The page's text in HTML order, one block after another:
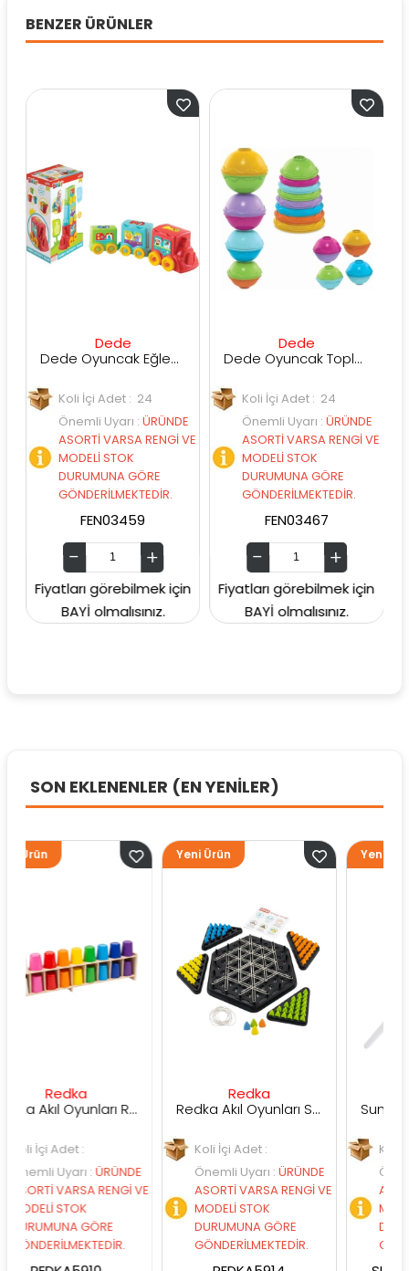
BENZER ÜRÜNLER
Dede
Dede Oyuncak Eğlenceli Aktivite Treni
Koli İçi Adet : 24
Önemli Uyarı:ÜRÜNDE
ASORTİ VARSA RENGİ VE
MODELİ STOK
DURUMUNA GÖRE
GÖNDERİLMEKTEDİR.
FEN03459
Fiyatları görebilmek için
BAYİ olmalısınız.
Dede
Dede Oyuncak Toplu Mi̇ni̇ Kule
Koli İçi Adet : 24
Önemli Uyarı:ÜRÜNDE
ASORTİ VARSA RENGİ VE
MODELİ STOK
DURUMUNA GÖRE
GÖNDERİLMEKTEDİR.
FEN03467
Fiyatları görebilmek için
BAYİ olmalısınız.
SON EKLENENLER (EN YENİLER)
Redka Akıl Oyunları Renk Dedektifi Oyunu
:
:ÜRÜNDE
RENGİ VE
GÖRE
Redka Akıl Oyunları Strateji Üçgeni Oyunu
Koli İçi Adet :
Önemli Uyarı:ÜRÜNDE
ASORTİ VARSA RENGİ VE
MODELİ STOK
DURUMUNA GÖRE
GÖNDERİLMEKTEDİR.
Yeni Ürün
Koli İçi Adet :
Önemli Uyarı
ASORTİ VARSA
MODELİ STOK
DURUMUNA
Yeni Ürün